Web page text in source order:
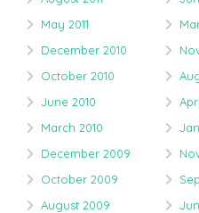
May 2011
December 2010
October 2010
June 2010
March 2010
December 2009
October 2009
August 2009